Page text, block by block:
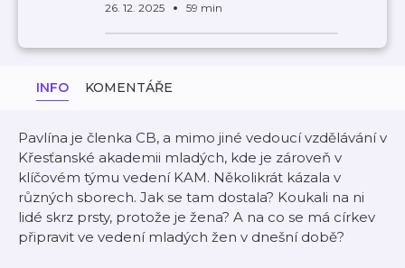
26. 12. 2025 59 min
INFO KOMENTÁŘE
Pavlína je členka CB, a mimo jiné vedoucí vzdělávání v
Křesťanské akademii mladých, kde je zároveň v
klíčovém týmu vedení KAM. Několikrát kázala v
různých sborech. Jak se tam dostala? Koukali na ni
lidé skrz prsty, protože je žena? A na co se má církev
připravit ve vedení mladých žen v dnešní době?